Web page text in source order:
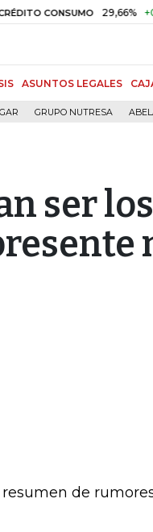
CONSUMO 29,66% +0,87%
ASUNTOS LEGALES
GRUPO NUTRESA
ser
de